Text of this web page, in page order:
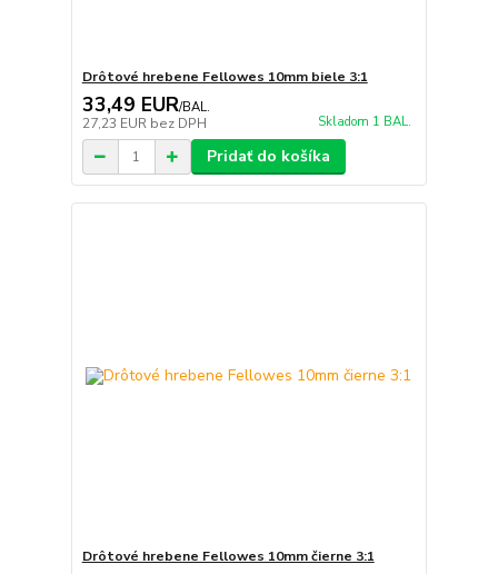
Drôtové hrebene Fellowes 10mm biele 3:1
33,49 EUR/BAL.
27,23 EUR bez DPH Skladom 1 BAL.
Pridať do košíka
Drôtové hrebene Fellowes 10mm čierne 3:1